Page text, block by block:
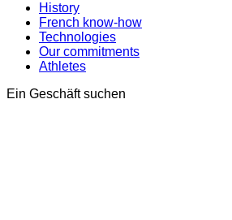
History
French know-how
Technologies
Our commitments
Athletes
Ein Geschäft suchen